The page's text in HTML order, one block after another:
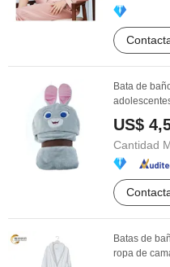
Bata de
US$
Cantidad
Batas de
ropa de